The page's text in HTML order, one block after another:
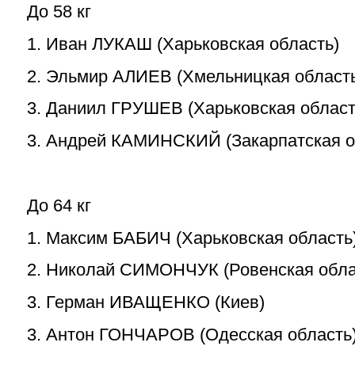
До 58 кг
1. Иван ЛУКАШ (Харьковская область)
2. Эльмир АЛИЕВ (Хмельницкая
3. Даниил ГРУШЕВ (Харьковская
3. Андрей КАМИНСКИЙ (Закарпатская
До 64 кг
1. Максим БАБИЧ (Харьковская
2. Николай СИМОНЧУК (Ровенская
3. Герман ИВАЩЕНКО (Киев)
3. Антон ГОНЧАРОВ (Одесская